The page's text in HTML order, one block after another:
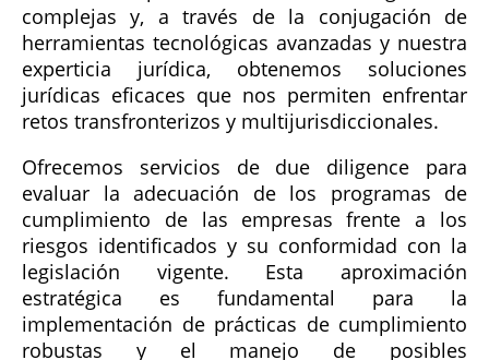
complejas y, a través de la conjugación de
herramientas tecnológicas avanzadas y nuestra
experticia jurídica, obtenemos soluciones
jurídicas eficaces que nos permiten enfrentar
retos transfronterizos y multijurisdiccionales.
Ofrecemos servicios de due diligence para
evaluar la adecuación de los programas de
cumplimiento de las empresas frente a los
riesgos identificados y su conformidad con la
legislación vigente. Esta aproximación
estratégica es fundamental para la
implementación de prácticas de cumplimiento
robustas y el manejo de posibles